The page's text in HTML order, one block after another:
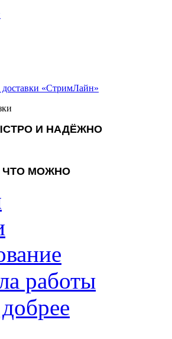
И НАДЁЖНО
ЧТО МОЖНО
работы